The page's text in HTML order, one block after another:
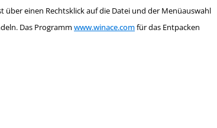
über einen Rechtsklick auf die Datei und der Menüauswahl
Das Programm www.winace.comfür das Entpacken